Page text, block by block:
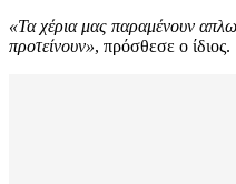
«Τα χέρια μας παραμένουν
προτείνουν», πρόσθεσε ο ίδιος.